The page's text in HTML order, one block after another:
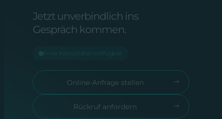
Jetzt unverbindlich ins
Gespräch kommen.
Freie Kapazitäten verfügbar
Online-Anfrage stellen
Rückruf anfordern